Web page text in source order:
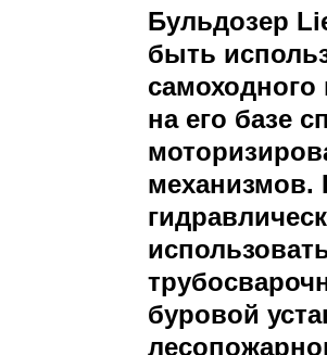
Бульдозер
быть
на его базе
механизмов.
буровой